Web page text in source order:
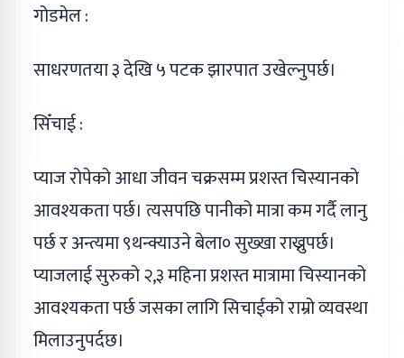
गोडमेल :
साधरणतया ३ देखि ५ पटक झारपात उखेल्नुपर्छ।
सिँचाई :
प्याज रोपेको आधा जीवन चक्रसम्म प्रशस्त चिस्यानको
आवश्यकता पर्छ। त्यसपछि पानीको मात्रा कम गर्दै लानु
पर्छ र अन्त्यमा ९थन्क्याउने बेला० सुख्खा राख्नुपर्छ।
प्याजलाई सुरुको २,३ महिना प्रशस्त मात्रामा चिस्यानको
आवश्यकता पर्छ जसका लागि सिचाईको राम्रो व्यवस्था
मिलाउनुपर्दछ।